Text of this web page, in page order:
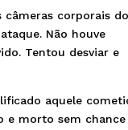
câmeras corporais
Não houve
Tentou desviar e
aquele
e morto sem chance